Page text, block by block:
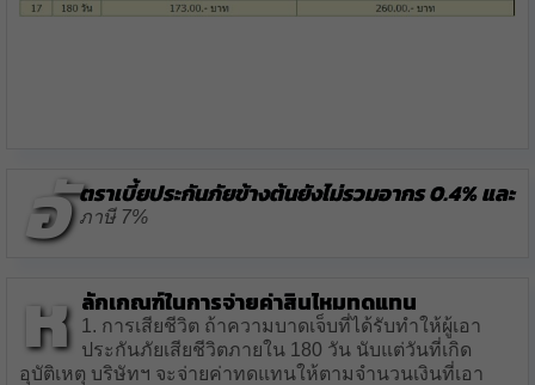
อั ตราเบี้ยประกันภัยข้างต้นยังไม่รวมอากร 0.4% และ
ภาษี 7%
ห ลักเกณฑ์ในการจ่ายค่าสินไหมทดแทน
1. การเสียชีวิต ถ้าความบาดเจ็บที่ได้รับทำให้ผู้เอา
ประกันภัยเสียชีวิตภายใน 180 วัน นับแต่วันที่เกิด
อุบัติเหตุ บริษัทฯ จะจ่ายค่าทดแทนให้ตามจำนวนเงินที่เอา